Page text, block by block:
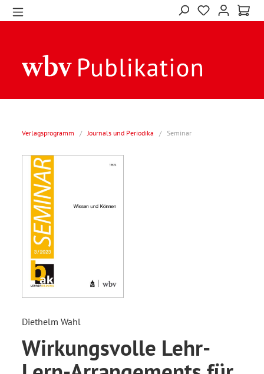
Verlagsprogramm / Journals und Periodika / Seminar
Diethelm Wahl
Wirkungsvolle Lehr-